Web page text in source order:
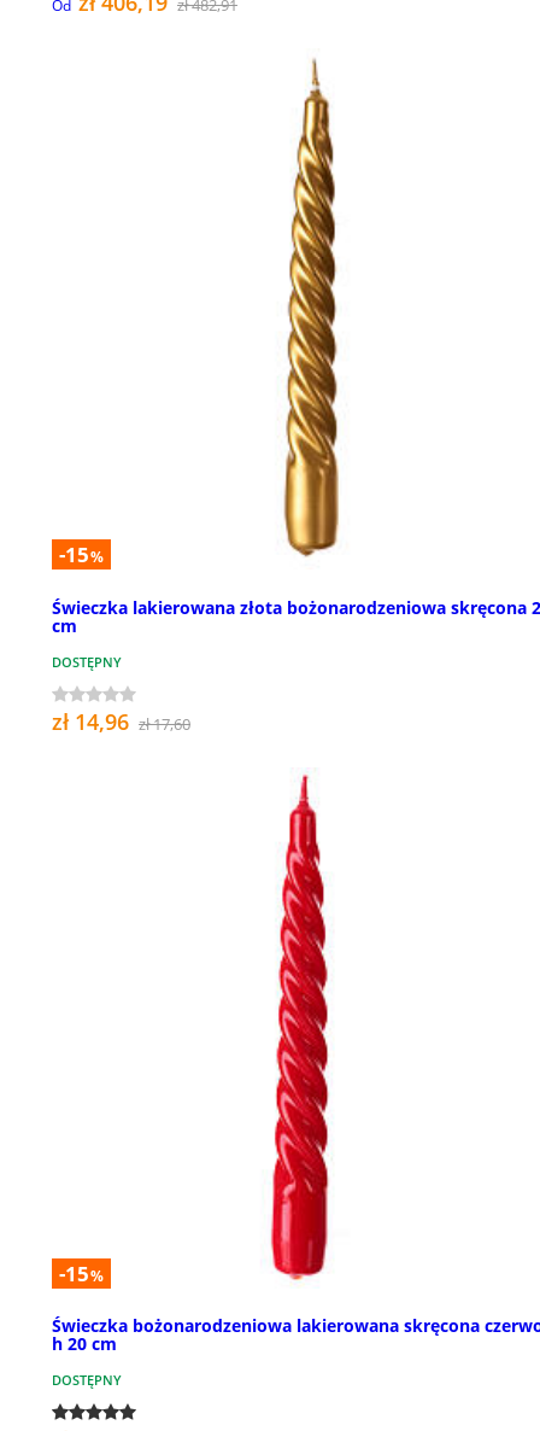
Od zł 482,91
-15%
Świeczka lakierowana złota bożonarodzeniowa skręcona
cm
DOSTĘPNY
zł 14,96 zł 17,60
-15%
Świeczka bożonarodzeniowa lakierowana skręcona
h 20 cm
DOSTĘPNY